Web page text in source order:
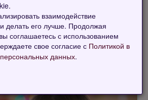
взаимодействие
делать его лучше. Продолжая
соглашаетесь с использованием
свое согласие с Политикой в
данных.